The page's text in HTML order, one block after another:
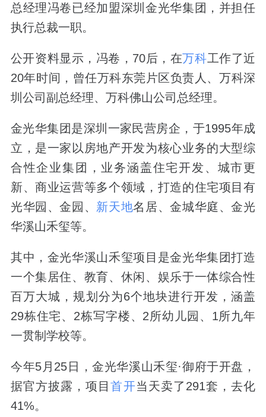
总经理冯卷已经加盟深圳金光华集团，并担任
执行总裁一职。
公开资料显示，冯卷，70后，在万科工作了近
20年时间，曾任万科东莞片区负责人、万科深
圳公司副总经理、万科佛山公司总经理。
金光华集团是深圳一家民营房企，于1995年成
立，是一家以房地产开发为核心业务的大型综
合性企业集团，业务涵盖住宅开发、城市更
新、商业运营等多个领域，打造的住宅项目有
光华园、金园、 新天地名居、金城华庭、金光
华溪山禾玺等。
其中，金光华溪山禾玺项目是金光华集团打造
一个集居住、教育、休闲、娱乐于一体综合性
百万大城，规划分为6个地块进行开发，涵盖
29栋住宅、2栋写字楼、2所幼儿园、1所九年
一贯制学校等。
今年5月25日，金光华溪山禾玺·御府于开盘，
据官方披露，项目首开当天卖了291套，去化
41%。